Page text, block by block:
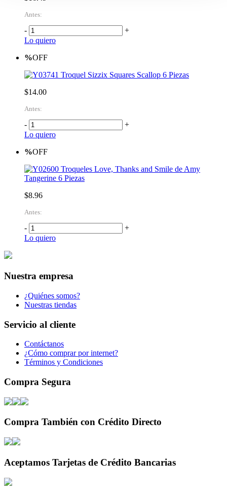
Antes:
-
+
Lo quiero
%OFF
Troquel Sizzix Squares Scallop 6 Piezas
$14.00
Antes:
-
+
Lo quiero
%OFF
Troqueles Love, Thanks and Smile de Amy
Tangerine 6 Piezas
$8.96
Antes:
-
+
Lo quiero
Nuestra empresa
¿Quiénes somos?
Nuestras tiendas
Servicio al cliente
Contáctanos
¿Cómo comprar por internet?
Términos y Condiciones
Compra Segura
Compra También con Crédito Directo
Aceptamos Tarjetas de Crédito Bancarias